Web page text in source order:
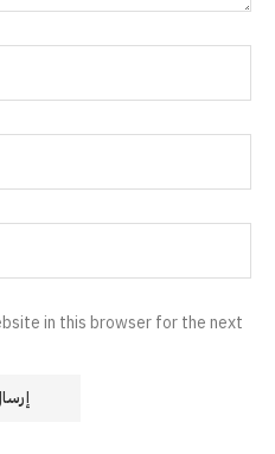
in this browser for the next